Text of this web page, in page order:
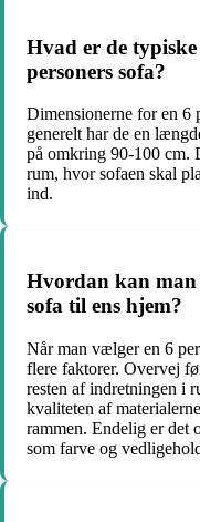
Hvad er de
personers sofa?
Dimensionerne for en 6
generelt har de en
på omkring 90-100 cm.
rum, hvor sofaen skal
ind.
Hvordan kan man
sofa til ens hjem?
Når man vælger en 6
flere faktorer. Overvej
resten af indretningen i
kvaliteten af
​​rammen. Endelig er det
som farve og